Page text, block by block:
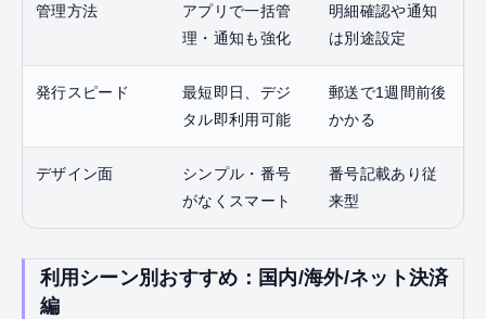
管理方法
アプリで一括管
理・通知も強化
明細確認や通知
は別途設定
発行スピード
最短即日、デジ
タル即利用可能
郵送で1週間前後
かかる
デザイン面
シンプル・番号
がなくスマート
番号記載あり従
来型
利用シーン別おすすめ：国内/海外/ネット決済
編